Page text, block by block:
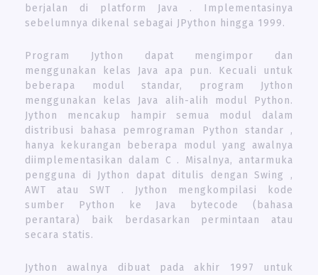
berjalan di platform Java . Implementasinya
sebelumnya dikenal sebagai JPython hingga 1999.
Program Jython dapat mengimpor dan
menggunakan kelas Java apa pun. Kecuali untuk
beberapa modul standar, program Jython
menggunakan kelas Java alih-alih modul Python.
Jython mencakup hampir semua modul dalam
distribusi bahasa pemrograman Python standar ,
hanya kekurangan beberapa modul yang awalnya
diimplementasikan dalam C . Misalnya, antarmuka
pengguna di Jython dapat ditulis dengan Swing ,
AWT atau SWT . Jython mengkompilasi kode
sumber Python ke Java bytecode (bahasa
perantara) baik berdasarkan permintaan atau
secara statis.
Jython awalnya dibuat pada akhir 1997 untuk